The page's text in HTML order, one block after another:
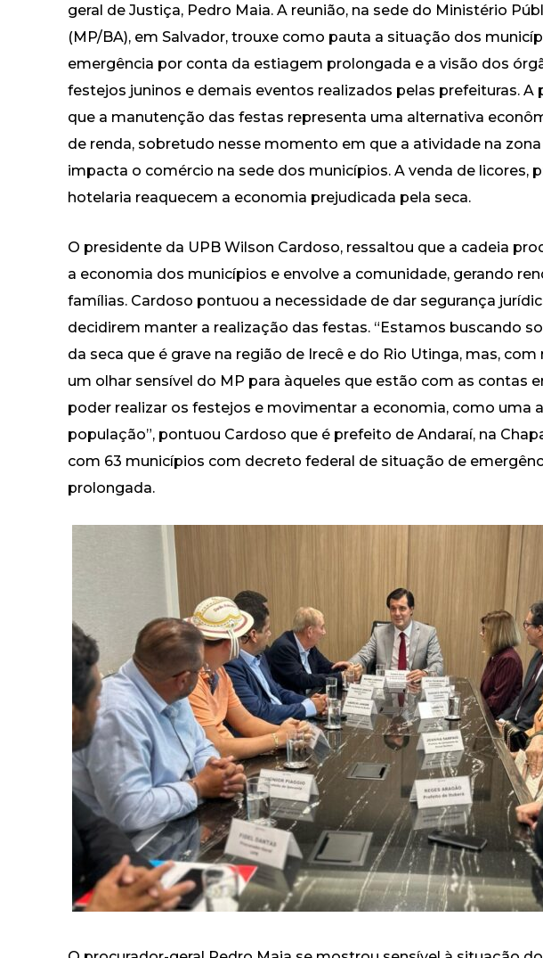
geral de Justiça, Pedro Maia. A reunião, na sede do Ministério
(MP/BA), em Salvador, trouxe como pauta a situação dos
emergência por conta da estiagem prolongada e a visão dos
festejos juninos e demais eventos realizados pelas prefeituras.
que a manutenção das festas representa uma alternativa
de renda, sobretudo nesse momento em que a atividade na
impacta o comércio na sede dos municípios. A venda de licores,
hotelaria reaquecem a economia prejudicada pela seca.
O presidente da UPB Wilson Cardoso, ressaltou que a cadeia
a economia dos municípios e envolve a comunidade, gerando
famílias. Cardoso pontuou a necessidade de dar segurança
decidirem manter a realização das festas. “Estamos buscando
da seca que é grave na região de Irecê e do Rio Utinga, mas,
um olhar sensível do MP para àqueles que estão com as contas
poder realizar os festejos e movimentar a economia, como uma
população”, pontuou Cardoso que é prefeito de Andaraí, na
com 63 municípios com decreto federal de situação de
prolongada.